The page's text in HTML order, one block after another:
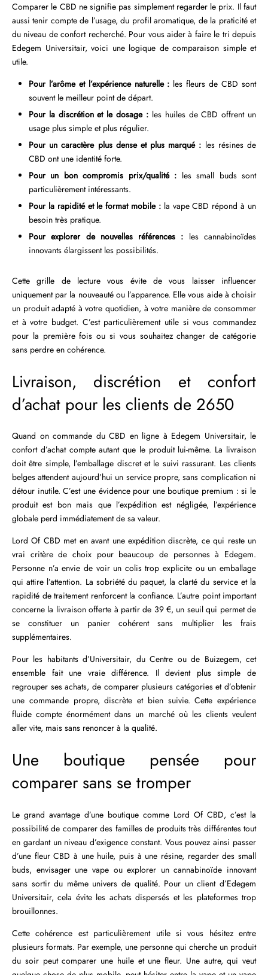
Comparer le CBD ne signifie pas simplement regarder le prix. Il faut
aussi tenir compte de l’usage, du profil aromatique, de la praticité et
du niveau de confort recherché. Pour vous aider à faire le tri depuis
Edegem Universitair, voici une logique de comparaison simple et
utile.
Pour l’arôme et l’expérience naturelle : les fleurs de CBD sont
souvent le meilleur point de départ.
Pour la discrétion et le dosage : les huiles de CBD offrent un
usage plus simple et plus régulier.
Pour un caractère plus dense et plus marqué : les résines de
CBD ont une identité forte.
Pour un bon compromis prix/qualité : les small buds sont
particulièrement intéressants.
Pour la rapidité et le format mobile :la vape CBD répond à un
besoin très pratique.
Pour explorer de nouvelles références : les cannabinoïdes
innovants élargissent les possibilités.
Cette grille de lecture vous évite de vous laisser influencer
uniquement par la nouveauté ou l’apparence. Elle vous aide à choisir
un produit adapté à votre quotidien, à votre manière de consommer
et à votre budget. C’est particulièrement utile si vous commandez
pour la première fois ou si vous souhaitez changer de catégorie
sans perdre en cohérence.
Livraison, discrétion et confort
d’achat pour les clients de 2650
Quand on commande du CBD en ligne à Edegem Universitair, le
confort d’achat compte autant que le produit lui-même. La livraison
doit être simple, l’emballage discret et le suivi rassurant. Les clients
belges attendent aujourd’hui un service propre, sans complication ni
détour inutile. C’est une évidence pour une boutique premium : si le
produit est bon mais que l’expédition est négligée, l’expérience
globale perd immédiatement de sa valeur.
Lord Of CBD met en avant une expédition discrète, ce qui reste un
vrai critère de choix pour beaucoup de personnes à Edegem.
Personne n’a envie de voir un colis trop explicite ou un emballage
qui attire l’attention. La sobriété du paquet, la clarté du service et la
rapidité de traitement renforcent la confiance. L’autre point important
concerne la livraison offerte à partir de 39 €, un seuil qui permet de
se constituer un panier cohérent sans multiplier les frais
supplémentaires.
Pour les habitants d’Universitair, du Centre ou de Buizegem, cet
ensemble fait une vraie différence. Il devient plus simple de
regrouper ses achats, de comparer plusieurs catégories et d’obtenir
une commande propre, discrète et bien suivie. Cette expérience
fluide compte énormément dans un marché où les clients veulent
aller vite, mais sans renoncer à la qualité.
Une boutique pensée pour
comparer sans se tromper
Le grand avantage d’une boutique comme Lord Of CBD, c’est la
possibilité de comparer des familles de produits très différentes tout
en gardant un niveau d’exigence constant. Vous pouvez ainsi passer
d’une fleur CBD à une huile, puis à une résine, regarder des small
buds, envisager une vape ou explorer un cannabinoïde innovant
sans sortir du même univers de qualité. Pour un client d’Edegem
Universitair, cela évite les achats dispersés et les plateformes trop
brouillonnes.
Cette cohérence est particulièrement utile si vous hésitez entre
plusieurs formats. Par exemple, une personne qui cherche un produit
du soir peut comparer une huile et une fleur. Une autre, qui veut